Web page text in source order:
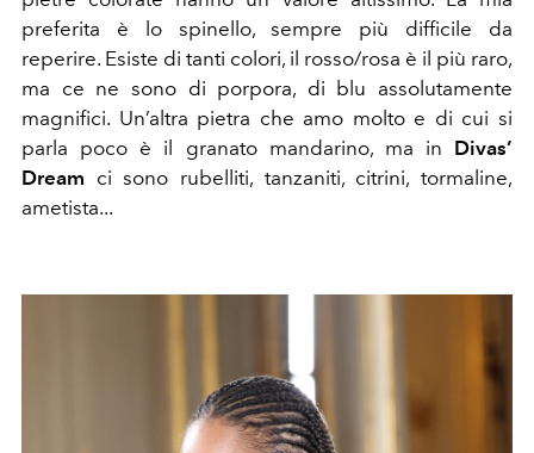
preferita è lo spinello, sempre più difficile da
reperire. Esiste di tanti colori, il rosso/rosa è il più raro,
ma ce ne sono di porpora, di blu assolutamente
magnifici. Un’altra pietra che amo molto e di cui si
parla poco è il granato mandarino, ma in Divas’
Dream ci sono rubelliti, tanzaniti, citrini, tormaline,
ametista...